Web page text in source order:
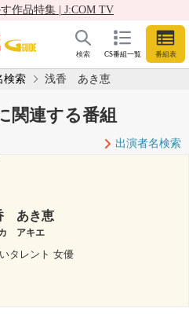
作品特集 | J:COM TV
CS番組一覧 番組表
検索
検索 浅香 あき恵
連する番組
出演者名検索
あき恵
アキエ
タレント 女優